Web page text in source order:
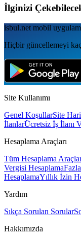
İlginizi
isbul.net mobil
Hiçbir güncellemeyi
Site Kullanımı
Genel KoşullarSite
İlanlarÜcretsiz İş İlanı
Hesaplama Araçları
Tüm Hesaplama
Vergisi Hesaplama
HesaplamaYıllık İzin
Yardım
Sıkça Sorulan Sorular
Hakkımızda